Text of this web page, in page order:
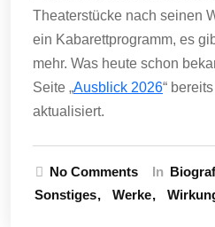
Theaterstücke nach seinen
ein Kabarettprogramm, es
mehr. Was heute schon
Seite „Ausblick 2026“
aktualisiert.
No Comments In
Sonstiges
Werke